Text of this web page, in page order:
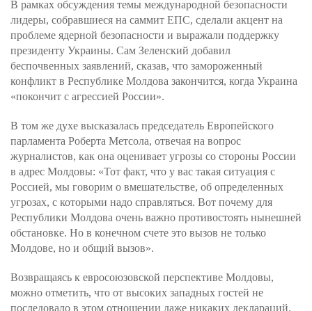
В рамках обсуждения темы международной безопасности
лидеры, собравшиеся на саммит ЕПС, сделали акцент на
проблеме ядерной безопасности и выражали поддержку
президенту Украины. Сам Зеленский добавил
беспочвенных заявлений, сказав, что замороженный
конфликт в Республике Молдова закончится, когда Украина
«покончит с агрессией России».
В том же духе высказалась председатель Европейского
парламента Роберта Метсола, отвечая на вопрос
журналистов, как она оценивает угрозы со стороны России
в адрес Молдовы: «Тот факт, что у вас такая ситуация с
Россией, мы говорим о вмешательстве, об определенных
угрозах, с которыми надо справляться. Вот почему для
Республики Молдова очень важно противостоять нынешней
обстановке. Но в конечном счете это вызов не только
Молдове, но и общий вызов».
Возвращаясь к евросоюзовской перспективе Молдовы,
можно отметить, что от высоких западных гостей не
последовало в этом отношении даже никаких деклараций.